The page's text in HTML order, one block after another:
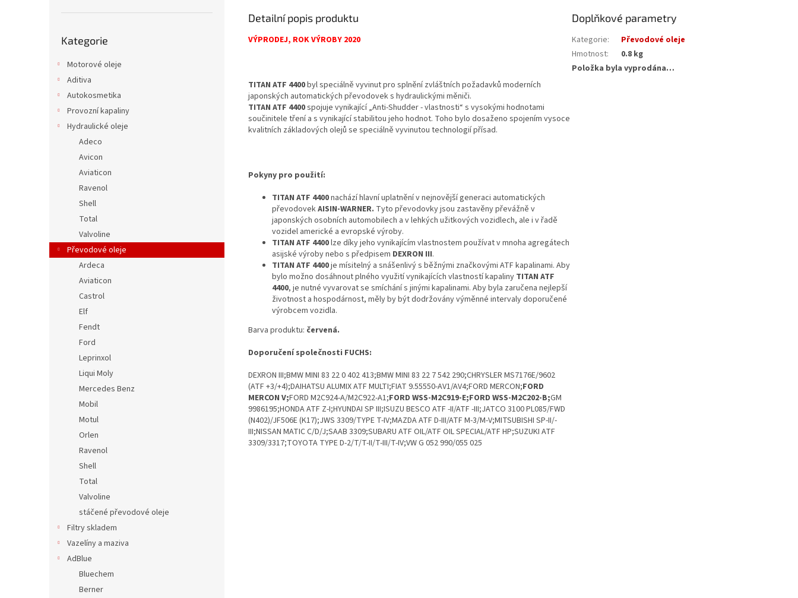
kategorie
Kategorie
Motorové oleje
Aditiva
Autokosmetika
Provozní kapaliny
Hydraulické oleje
Adeco
Avicon
Aviaticon
Ravenol
Shell
Total
Valvoline
Převodové oleje
Ardeca
Aviaticon
Castrol
Elf
Fendt
Ford
Leprinxol
Liqui Moly
Mercedes Benz
Mobil
Motul
Orlen
Ravenol
Shell
Total
Valvoline
stáčené převodové oleje
Filtry skladem
Vazelíny a maziva
AdBlue
Bluechem
Berner
Detailní popis produktu
VÝPRODEJ, ROK VÝROBY 2020
TITAN ATF 4400byl speciálně vyvinut pro splnění zvláštních požadavků moderních
japonských automatických převodovek s hydraulickými měniči.
TITAN ATF 4400spojuje vynikající „Anti-Shudder - vlastnosti“ s vysokými hodnotami
součinitele tření a s vynikající stabilitou jeho hodnot. Toho bylo dosaženo spojením vysoce
kvalitních základových olejů se speciálně vyvinutou technologií přísad.
Pokyny pro použití:
TITAN ATF 4400nachází hlavní uplatnění v nejnovější generaci automatických
převodovekAISIN-WARNER. Tyto převodovky jsou zastavěny převážně v
japonských osobních automobilech a v lehkých užitkových vozidlech, ale i v řadě
vozidel americké a evropské výroby.
TITAN ATF 4400lze díky jeho vynikajícím vlastnostem používat v mnoha agregátech
asijské výroby nebo s předpisem DEXRON III.
TITAN ATF 4400je mísitelný a snášenlivý s běžnými značkovými ATF kapalinami. Aby
bylo možno dosáhnout plného využití vynikajících vlastností kapaliny TITAN ATF
4400, je nutné vyvarovat se smíchání s jinými kapalinami. Aby byla zaručena nejlepší
životnost a hospodárnost, měly by být dodržovány výměnné intervaly doporučené
výrobcem vozidla.
Barva produktu: červená.
Doporučení společnosti FUCHS:
DEXRON III;BMW MINI 83 22 0 402 413;BMW MINI 83 22 7 542 290;CHRYSLER MS7176E/9602
(ATF +3/+4);DAIHATSU ALUMIX ATF MULTI;FIAT 9.55550-AV1/AV4;FORD MERCON;FORD
MERCON V;FORD M2C924-A/M2C922-A1;FORD WSS-M2C919-E;FORD WSS-M2C202-B;GM
9986195;HONDA ATF Z-I;HYUNDAI SP III;ISUZU BESCO ATF -II/ATF -III;JATCO 3100 PL085/FWD
(N402)/JF506E (K17);JWS 3309/TYPE T-IV;MAZDA ATF D-III/ATF M-3/M-V;MITSUBISHI SP-II/-
III;NISSAN MATIC C/D/J;SAAB 3309;SUBARU ATF OIL/ATF OIL SPECIAL/ATF HP;SUZUKI ATF
3309/3317;TOYOTA TYPE D-2/T/T-II/T-III/T-IV;VW G 052 990/055 025
Doplňkové parametry
Kategorie:
Převodové oleje
Hmotnost:
0.8 kg
Položka byla vyprodána…